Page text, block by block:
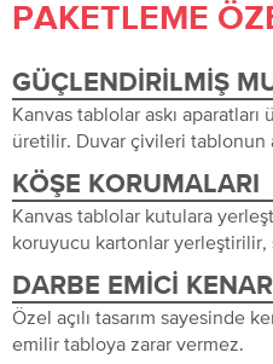
PAKETLEME
GÜÇLENDIRILMIŞ
Kanvas tablolar askı
üretilir. Duvar çivileri tablonun
KÖŞE KORUMALARI
Kanvas tablolar kutulara
koruyucu kartonlar yerleştirilir,
DARBE EMICI
Özel açılı tasarım sayesinde
emilir tabloya zarar vermez.